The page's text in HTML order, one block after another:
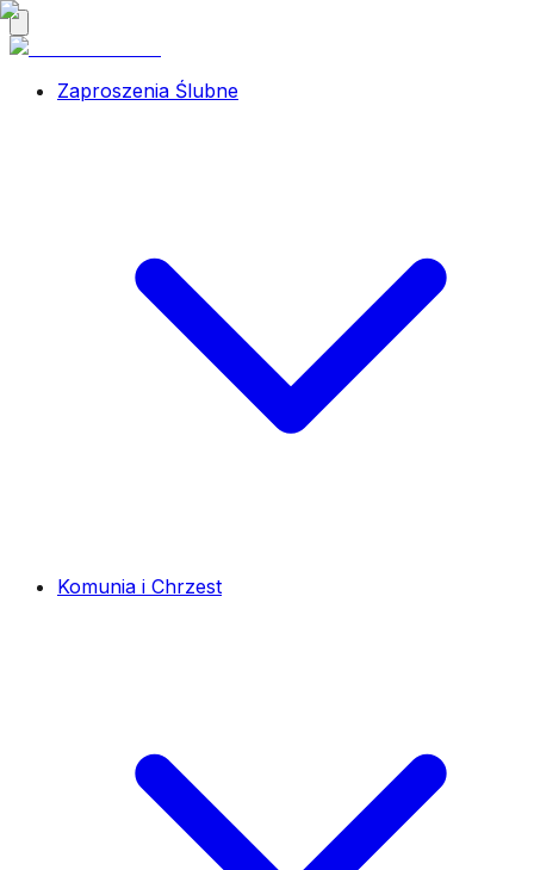
Zaproszenia Ślubne
Komunia i Chrzest